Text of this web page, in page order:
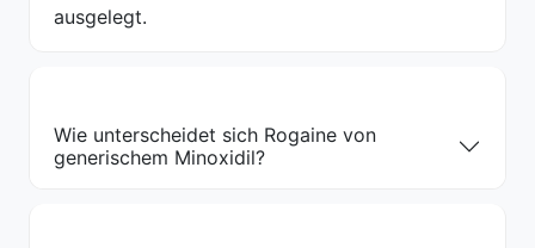
ausgelegt.
Wie unterscheidet sich Rogaine von
generischem Minoxidil?